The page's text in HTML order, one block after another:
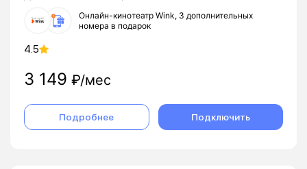
Онлайн-кинотеатр Wink, 3 дополнительных
номера в подарок
4.5
3 149 ₽/мес
Подробнее Подключить